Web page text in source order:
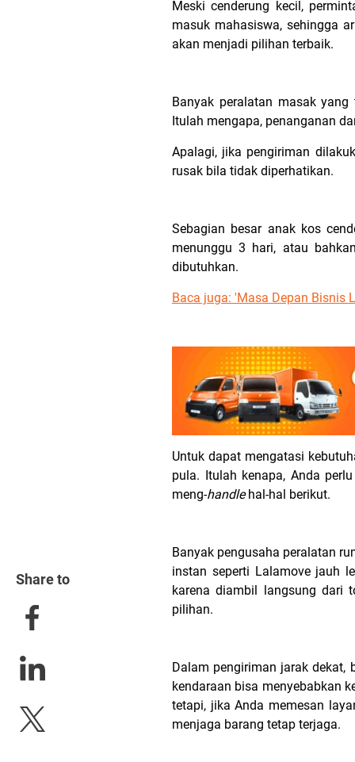
Meski cenderung kecil,
masuk mahasiswa, sehingga
akan menjadi pilihan terbaik.
Banyak peralatan masak
Itulah mengapa, penanganan
Apalagi, jika pengiriman
rusak bila tidak diperhatikan.
Sebagian besar anak kos
menunggu 3 hari, atau
dibutuhkan.
Baca juga: 'Masa Depan Bisnis
Untuk dapat mengatasi
pula. Itulah kenapa, Anda
meng-handlehal-hal berikut.
Banyak pengusaha peralatan
instan seperti Lalamove jauh
karena diambil langsung dari
pilihan.
Dalam pengiriman jarak dekat,
kendaraan bisa menyebabkan
tetapi, jika Anda memesan
menjaga barang tetap terjaga.
Share to